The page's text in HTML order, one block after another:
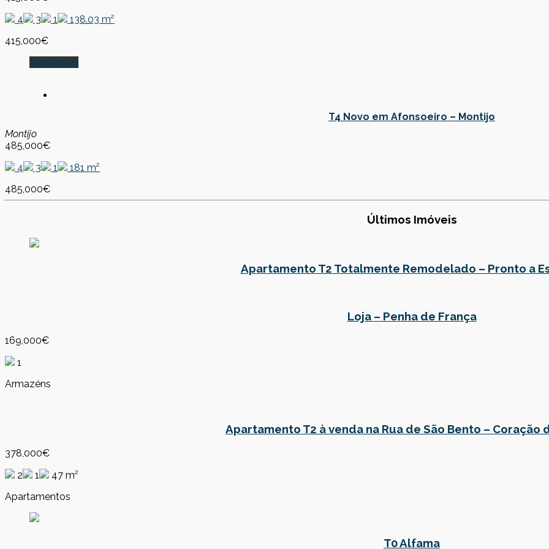
4
3 1
138.03 m²
415,000€
Vende-se
T4 Novo em Afonsoeiro – Montijo
Montijo
485,000€
4
3 1
181 m²
485,000€
Últimos Imóveis
Apartamento T2 Totalmente Remodelado – Pronto a
Loja – Penha de França
169,000€
1
Armazéns
Apartamento T2 à venda na Rua de São Bento – Coração
378,000€
2
1
47 m²
Apartamentos
T0 Alfama